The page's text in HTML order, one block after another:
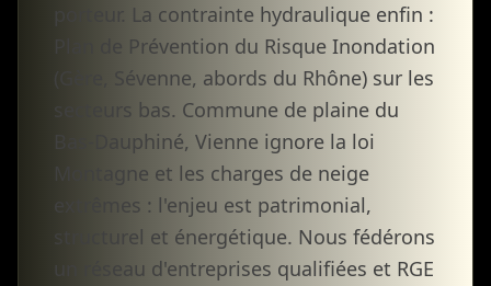
porteur. La contrainte hydraulique enfin :
Plan de Prévention du Risque Inondation
(Gère, Sévenne, abords du Rhône) sur les
secteurs bas. Commune de plaine du
Bas-Dauphiné, Vienne ignore la loi
Montagne et les charges de neige
extrêmes : l'enjeu est patrimonial,
structurel et énergétique. Nous fédérons
un réseau d'entreprises qualifiées et RGE